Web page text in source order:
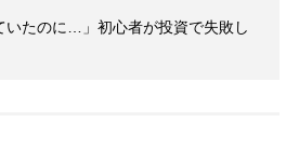
いたのに…」初心者が投資で失敗し